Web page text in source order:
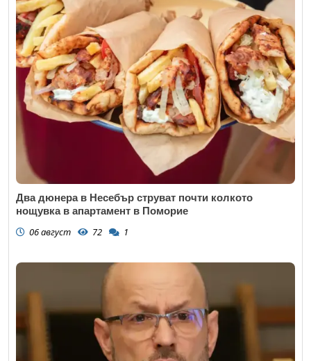
Два дюнера в Несебър струват почти колкото
нощувка в апартамент в Поморие
06 август 72 1